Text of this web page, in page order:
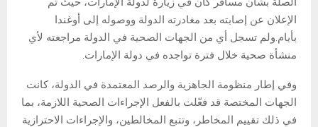
الإعلان عن إصابته بعد مغادرته الدولة ووصوله إلى أوغندا
بأيام.ولم تسجل أي من الجهات الصحية في الدولة مراجعته لأي
منشأة صحية خلال فترة تواجده في دولة الإمارات.
وفي إطار منظومة الجاهزية والرصد المعتمدة في الدولة، كانت
الجهات المختصة قد فعّلت بالفعل الإجراءات الصحية اللازمة، بما
في ذلك تقييم المخاطر، وتتبع المخالطين، والإجراءات الاحترازية